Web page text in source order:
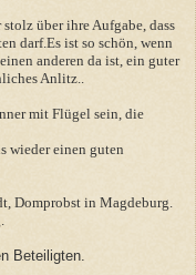
über ihre Aufgabe, dass
darf.Es ist so schön, wenn
anderen da ist, ein guter
Anlitz..
mit Flügel sein, die
wieder einen guten
Domprobst in Magdeburg.
Beteiligten.